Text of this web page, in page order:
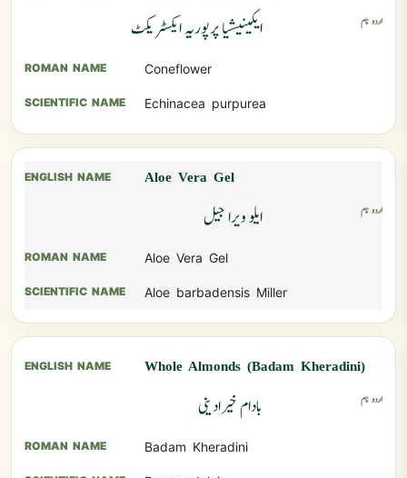
ایکینیشیا پرپوریہ ایکسٹریکٹ
Coneflower
Echinacea purpurea
Aloe Vera Gel
ایلو ویرا جیل
Aloe Vera Gel
Aloe barbadensis Miller
Whole Almonds (Badam Kheradini)
بادام خیرادینی
Badam Kheradini